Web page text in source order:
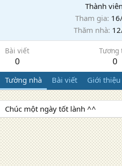
Thành viên
Tham gia
Thăm nhà
Bài viết
0
Tương
0
Tường nhà Bài viết Giới thiệu
Chúc một ngày tốt lành ^^